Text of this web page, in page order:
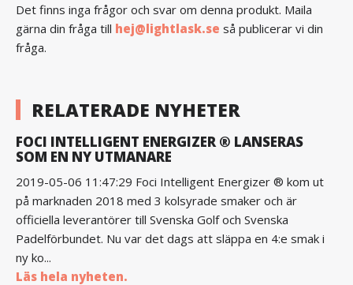
Det finns inga frågor och svar om denna produkt. Maila
gärna din fråga till hej@lightlask.se så publicerar vi din
fråga.
RELATERADE NYHETER
FOCI INTELLIGENT ENERGIZER ® LANSERAS
SOM EN NY UTMANARE
2019-05-06 11:47:29 Foci Intelligent Energizer ® kom ut
på marknaden 2018 med 3 kolsyrade smaker och är
officiella leverantörer till Svenska Golf och Svenska
Padelförbundet. Nu var det dags att släppa en 4:e smak i
ny ko...
Läs hela nyheten.